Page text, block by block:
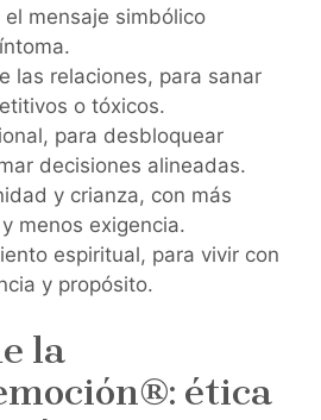
mensaje simbólico
las relaciones, para sanar
o tóxicos.
para desbloquear
decisiones alineadas.
y crianza, con más
menos exigencia.
espiritual, para vivir con
y propósito.
la
ética